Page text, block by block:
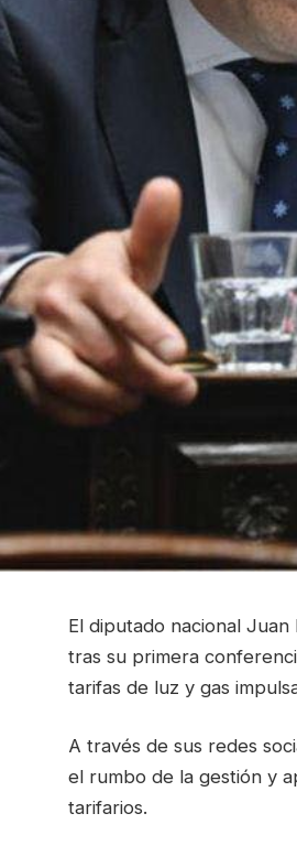
El diputado nacional
tras su primera
tarifas de luz y gas
A través de sus redes
el rumbo de la gestión y
tarifarios.